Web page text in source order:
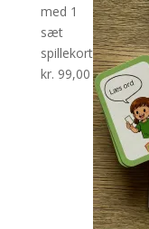
med 1
sæt
spillekort
kr. 99,00